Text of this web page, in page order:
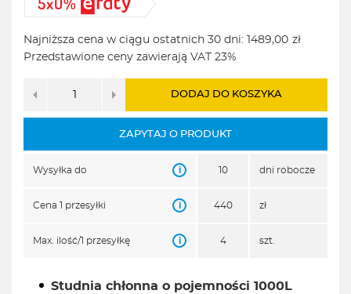
Pierwotna
cena
wynosiła:
1563,00zł.
Aktualna
cena
wynosi:
1489,00zł.
Najniższa cena w ciągu ostatnich 30 dni: 1489,00 zł
Przedstawione ceny zawierają VAT 23%
DODAJ DO KOSZYKA
ZAPYTAJ O PRODUKT
Wysyłka do i 10 dni robocze
Cena 1 przesyłki i 440 zł
Max. ilość/1 przesyłkę i 4 szt.
Studnia chłonna o pojemności 1000L